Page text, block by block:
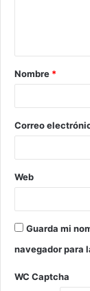
Nombre *
Correo
Web
Guarda mi
navegador para
WC Captcha